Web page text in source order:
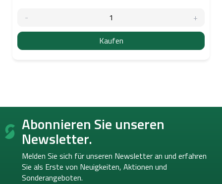
Kaufen
F
ß Abonnieren Sie unseren
Newsletter.
Melden Sie sich für unseren Newsletter an und erfahren
Sie als Erste von Neuigkeiten, Aktionen und
Sonderangeboten.